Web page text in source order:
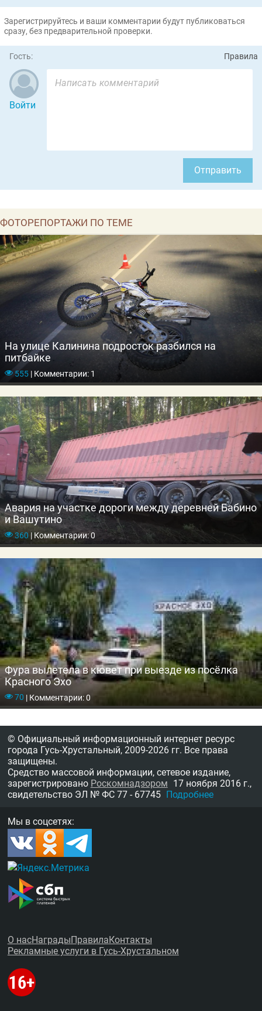
Зарегистрируйтесь и ваши комментарии будут публиковаться
сразу, без предварительной проверки.
Гость: Правила
Войти
Отправить
ФОТОРЕПОРТАЖИ ПО ТЕМЕ
На улице Калинина подросток разбился на
питбайке
555 |Комментарии: 1
Авария на участке дороги между деревней Бабино
и Вашутино
360 |Комментарии: 0
Фура вылетела в кювет при выезде из посёлка
Красного Эхо
70 |Комментарии: 0
© Официальный информационный интернет ресурс
города Гусь-Хрустальный, 2009-2026 гг. Все права
защищены.
Средство массовой информации, сетевое издание,
зарегистрировано Роскомнадзором 17 ноября 2016 г.,
свидетельство ЭЛ № ФС 77 - 67745 Подробнее
Мы в соцсетях:
О насНаграды Правила Контакты
Рекламные услуги в Гусь-Хрустальном